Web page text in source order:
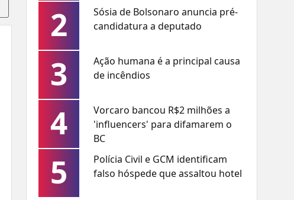
2
Sósia de Bolsonaro anuncia pré-
candidatura a deputado
3
Ação humana é a principal causa
de incêndios
4
Vorcaro bancou R$2 milhões a
'influencers' para difamarem o
BC
5
Polícia Civil e GCM identificam
falso hóspede que assaltou hotel